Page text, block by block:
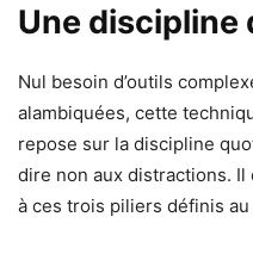
Une discipline
Nul besoin d’outils
alambiquées, cette
repose sur la discipline
dire non aux distractions.
à ces trois piliers définis